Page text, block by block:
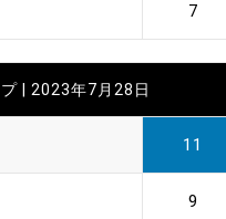
7
| 2023年7月28日
11
9